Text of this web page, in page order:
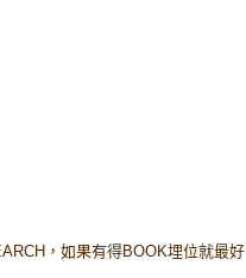
，如果有得BOOK埋位就最好